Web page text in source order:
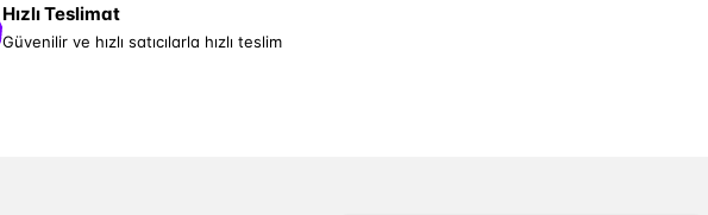
Hızlı Teslimat
Güvenilir ve hızlı satıcılarla hızlı teslim